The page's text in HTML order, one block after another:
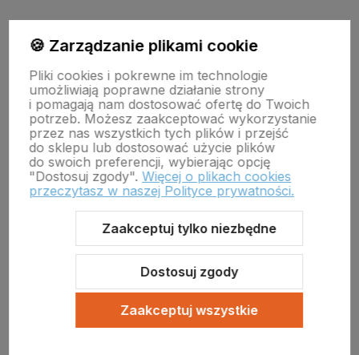
Wojewódzki Inspektorat Weterynarii w Zielonej Górze
ul. Botaniczna 14 65-306 Zielona Góra
tel. 68 453 73 00 tel. 68 453 73 01
email:zielonagora.wiw@wet.zgora.pl
GŁÓWNY INSPEKTORAT WETERYNARII
🍪 Zarządzanie plikami cookie
Pliki cookies i pokrewne im technologie
umożliwiają poprawne działanie strony
i pomagają nam dostosować ofertę do Twoich
potrzeb. Możesz zaakceptować wykorzystanie
przez nas wszystkich tych plików i przejść
do sklepu lub dostosować użycie plików
do swoich preferencji, wybierając opcję
"Dostosuj zgody". Więcej o plikach cookies
przeczytasz w naszej Polityce prywatności.
Zaakceptuj tylko niezbędne
Dostosuj zgody
Zaakceptuj wszystkie